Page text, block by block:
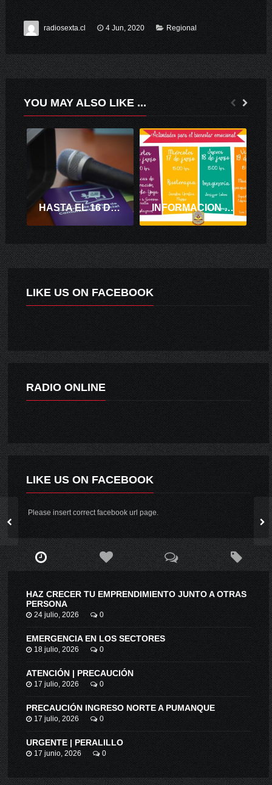
radiosexta.cl 4 Jun, 2020 Regional
YOU MAY ALSO LIKE ...
HASTA EL 16 DE ABRIL ESTÁN ABIERTAS LAS POSTULACIONES AL FONDO DE MEDIOS Y FONDO DE FORTALECIMIENTO. INFORMACION DE LA MUNICIPALIDAD DE CHÉPICA
LIKE US ON FACEBOOK
RADIO ONLINE
LIKE US ON FACEBOOK
Please insert correct facebook url page.
HAZ CRECER TU EMPRENDIMIENTO JUNTO A OTRAS
PERSONA
24 julio, 2026 0
EMERGENCIA EN LOS SECTORES
18 julio, 2026 0
ATENCIÓN | PRECAUCIÓN
17 julio, 2026 0
PRECAUCIÓN INGRESO NORTE A PUMANQUE
17 julio, 2026 0
URGENTE | PERALILLO
17 junio, 2026 0